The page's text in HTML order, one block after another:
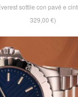
sottile con pavé e
329,00 €)